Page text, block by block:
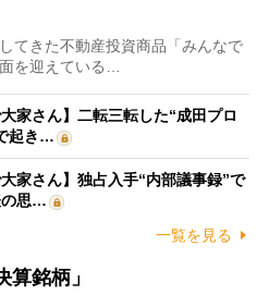
てきた不動産投資商品「みんなで
を迎えている…
家さん】二転三転した“成田プロ
起き…
家さん】独占入手“内部議事録”で
の思…
一覧を見る
銘柄」